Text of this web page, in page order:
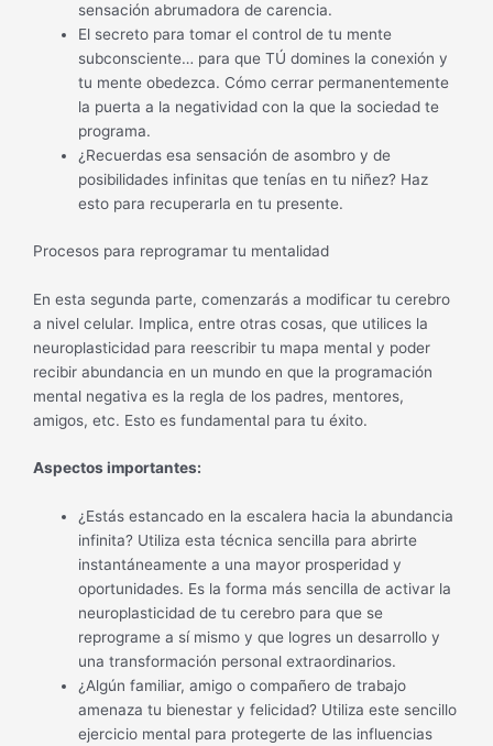
sensación abrumadora de carencia.
El secreto para tomar el control de tu mente
subconsciente… para que TÚ domines la conexión y
tu mente obedezca. Cómo cerrar permanentemente
la puerta a la negatividad con la que la sociedad te
programa.
¿Recuerdas esa sensación de asombro y de
posibilidades infinitas que tenías en tu niñez? Haz
esto para recuperarla en tu presente.
Procesos para reprogramar tu mentalidad
En esta segunda parte, comenzarás a modificar tu cerebro
a nivel celular. Implica, entre otras cosas, que utilices la
neuroplasticidad para reescribir tu mapa mental y poder
recibir abundancia en un mundo en que la programación
mental negativa es la regla de los padres, mentores,
amigos, etc. Esto es fundamental para tu éxito.
Aspectos importantes:
¿Estás estancado en la escalera hacia la abundancia
infinita? Utiliza esta técnica sencilla para abrirte
instantáneamente a una mayor prosperidad y
oportunidades. Es la forma más sencilla de activar la
neuroplasticidad de tu cerebro para que se
reprograme a sí mismo y que logres un desarrollo y
una transformación personal extraordinarios.
¿Algún familiar, amigo o compañero de trabajo
amenaza tu bienestar y felicidad? Utiliza este sencillo
ejercicio mental para protegerte de las influencias